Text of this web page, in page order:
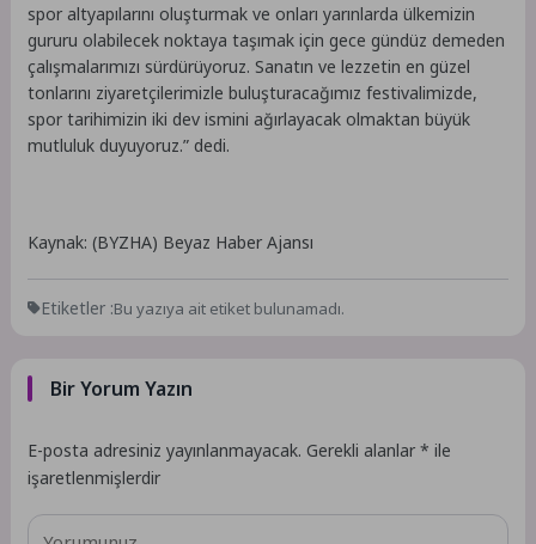
spor altyapılarını oluşturmak ve onları yarınlarda ülkemizin
gururu olabilecek noktaya taşımak için gece gündüz demeden
çalışmalarımızı sürdürüyoruz. Sanatın ve lezzetin en güzel
tonlarını ziyaretçilerimizle buluşturacağımız festivalimizde,
spor tarihimizin iki dev ismini ağırlayacak olmaktan büyük
mutluluk duyuyoruz.” dedi.
Kaynak: (BYZHA) Beyaz Haber Ajansı
Etiketler :Bu yazıya ait etiket bulunamadı.
Bir Yorum Yazın
E-posta adresiniz yayınlanmayacak. Gerekli alanlar* ile
işaretlenmişlerdir